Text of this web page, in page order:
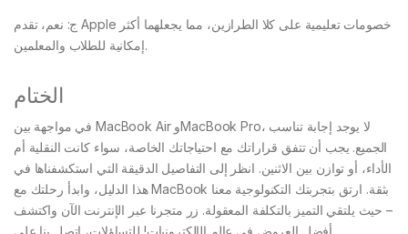
ج: نعم، تقدم Apple خصومات تعليمية على كلا الطرازين، مما يجعلهما أكثر
إمكانية للطلاب والمعلمين.
الختام
في مواجهة بين MacBook Air وMacBook Pro، لا يوجد إجابة تناسب
الجميع. يجب أن تتفق قراراتك مع احتياجاتك الخاصة، سواء كانت النقلية أم
الأداء، أو توازن بين الاثنين. انظر إلى التفاصيل الدقيقة التي استكشفناها في
هذا الدليل، وابدأ رحلتك مع MacBook بثقة. ارتق بتجربتك التكنولوجية معنا
– حيث يلتقي التميز بالتكلفة المعقولة. زر متجرنا عبر الإنترنت الآن واكتشف